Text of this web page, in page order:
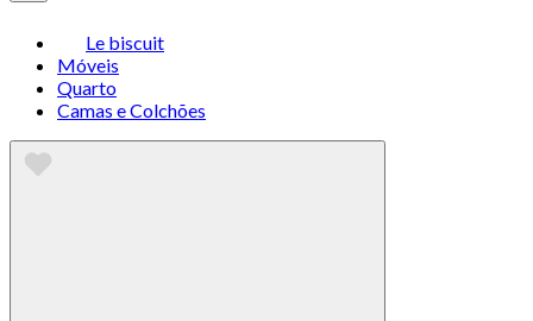
Le biscuit
Móveis
Quarto
Camas e Colchões